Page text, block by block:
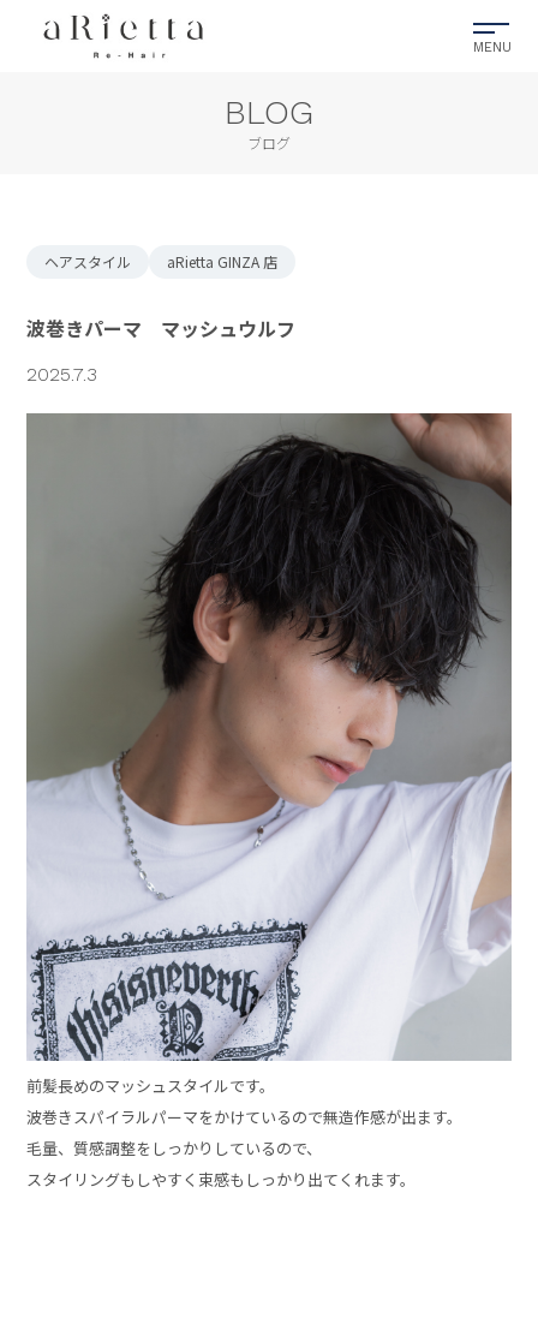
BLOG
ブログ
ヘアスタイル aRietta GINZA 店
波巻きパーマ マッシュウルフ
2025.7.3
前髪長めのマッシュスタイルです。
波巻きスパイラルパーマをかけているので無造作感が出ます。
毛量、質感調整をしっかりしているので、
スタイリングもしやすく束感もしっかり出てくれます。